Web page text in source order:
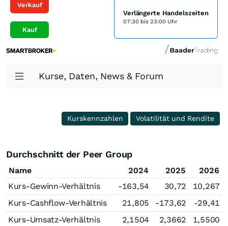
Verkauf
Kauf
Verlängerte Handelszeiten
07:30 bis 23:00 Uhr
Kurse, Daten, News & Forum
Kurskennzahlen Volatilität und Rendite
Durchschnitt der Peer Group
Name 2024 2025
2026
Kurs-Gewinn-Verhältnis
-163,54 30,72
10,267
Kurs-Cashflow-Verhältnis
21,805 -173,62
-29,41
Kurs-Umsatz-Verhältnis
2,1504 2,3662
1,5500